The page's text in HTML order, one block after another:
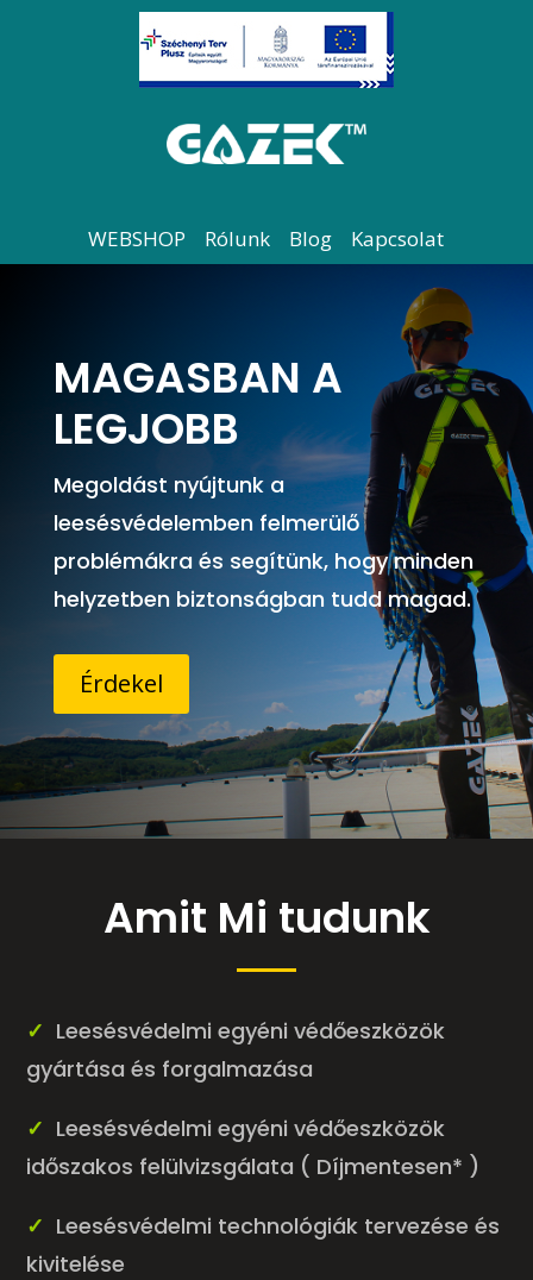
WEBSHOP Rólunk Blog Kapcsolat
MAGASBAN A
LEGJOBB
Megoldást nyújtunk a
leesésvédelemben felmerülő
problémákra és segítünk, hogy minden
helyzetben biztonságban tudd magad.
Érdekel
Amit Mi tudunk
✓ Leesésvédelmi egyéni védőeszközök
gyártása és forgalmazása
✓ Leesésvédelmi egyéni védőeszközök
időszakos felülvizsgálata ( Díjmentesen* )
✓ Leesésvédelmi technológiák tervezése és
kivitelése